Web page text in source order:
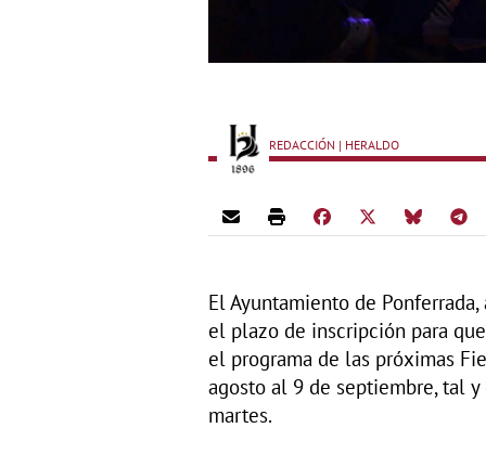
REDACCIÓN | HERALDO
El Ayuntamiento de
el plazo de inscripción para
el programa de las próximas
agosto al 9 de septiembre, tal
martes.